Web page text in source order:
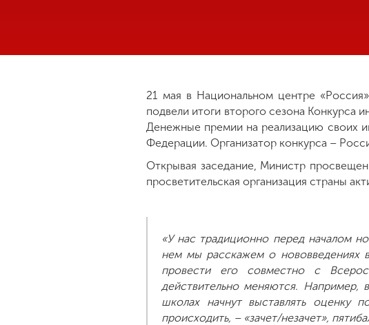
21 мая в Национальном центре
подвели итоги второго сезона Конкурса
Денежные премии на реализацию своих
Федерации. Организатор конкурса –
Открывая заседание, Министр
просветительская организация страны
«У нас традиционно перед началом
нем мы расскажем о нововведениях
провести его совместно с
действительно меняются. Например,
школах начнут выставлять оценку
происходить, – «зачет/незачет»,